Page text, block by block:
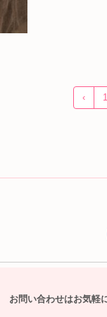
‹ 1
お問い合わせはお気軽